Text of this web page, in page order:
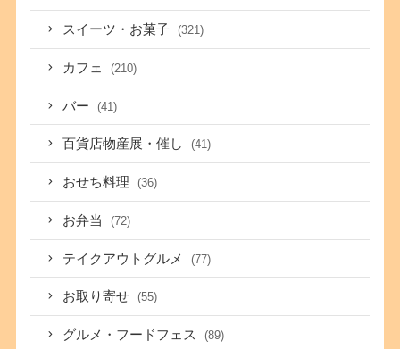
スイーツ・お菓子 (321)
カフェ (210)
バー (41)
百貨店物産展・催し (41)
おせち料理 (36)
お弁当 (72)
テイクアウトグルメ (77)
お取り寄せ (55)
グルメ・フードフェス (89)